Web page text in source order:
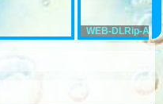
WEB-DLRip-AVC